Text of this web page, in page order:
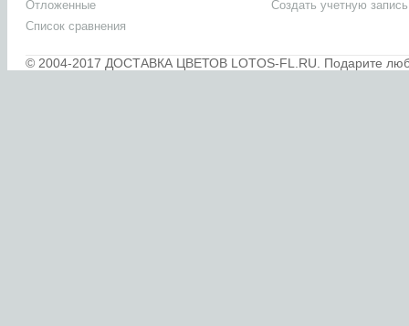
Отложенные
Список сравнения
Создать учетную запись
© 2004-2017 ДОСТАВКА ЦВЕТОВ LOTOS-FL.RU. Подарите